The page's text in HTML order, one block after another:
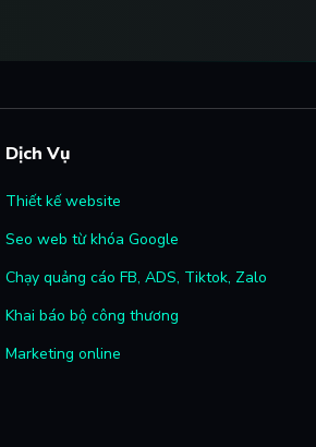
Dịch Vụ
Thiết kế website
Seo web từ khóa Google
Chạy quảng cáo FB, ADS, Tiktok, Zalo
Khai báo bộ công thương
Marketing online